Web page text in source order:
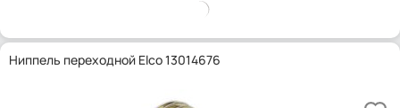
Ниппель переходной Elco 13014676